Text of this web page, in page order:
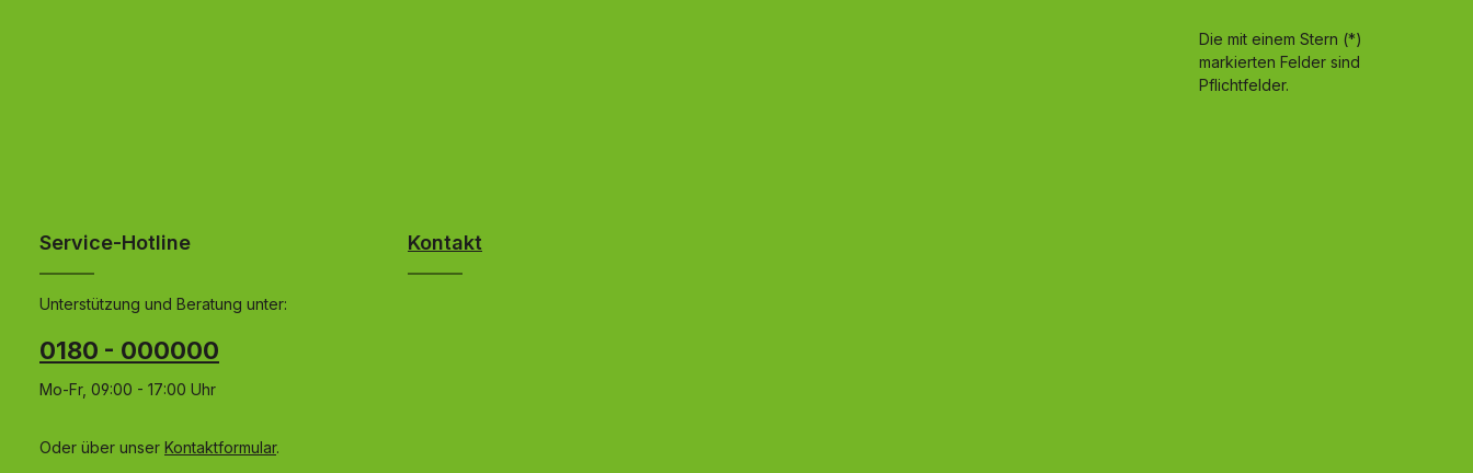
Die mit einem Stern (*)
markierten Felder sind
Pflichtfelder.
Service-Hotline
Unterstützung und Beratung unter:
0180 - 000000
Mo-Fr, 09:00 - 17:00 Uhr
Oder über unser Kontaktformular.
Kontakt